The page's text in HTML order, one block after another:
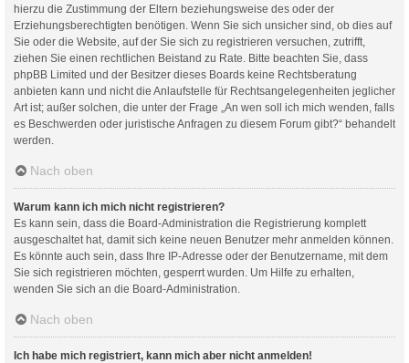
hierzu die Zustimmung der Eltern beziehungsweise des oder der
Erziehungsberechtigten benötigen. Wenn Sie sich unsicher sind, ob dies auf
Sie oder die Website, auf der Sie sich zu registrieren versuchen, zutrifft,
ziehen Sie einen rechtlichen Beistand zu Rate. Bitte beachten Sie, dass
phpBB Limited und der Besitzer dieses Boards keine Rechtsberatung
anbieten kann und nicht die Anlaufstelle für Rechtsangelegenheiten jeglicher
Art ist; außer solchen, die unter der Frage „An wen soll ich mich wenden, falls
es Beschwerden oder juristische Anfragen zu diesem Forum gibt?“ behandelt
werden.
Nach oben
Warum kann ich mich nicht registrieren?
Es kann sein, dass die Board-Administration die Registrierung komplett
ausgeschaltet hat, damit sich keine neuen Benutzer mehr anmelden können.
Es könnte auch sein, dass Ihre IP-Adresse oder der Benutzername, mit dem
Sie sich registrieren möchten, gesperrt wurden. Um Hilfe zu erhalten,
wenden Sie sich an die Board-Administration.
Nach oben
Ich habe mich registriert, kann mich aber nicht anmelden!